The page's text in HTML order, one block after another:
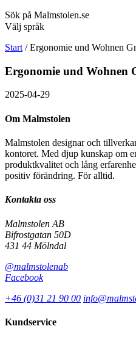
Sök på Malmstolen.se
Välj språk
Start /Ergonomie und Wohnen
Ergonomie und Wohnen
2025-04-29
Om Malmstolen
Malmstolen designar och
kontoret. Med djup kunskap om
produktkvalitet och lång
positiv förändring. För alltid.
Kontakta oss
Malmstolen AB
Bifrostgatan 50D
431 44 Mölndal
@malmstolenab
Facebook
+46 (0)31 21 90 00
Kundservice